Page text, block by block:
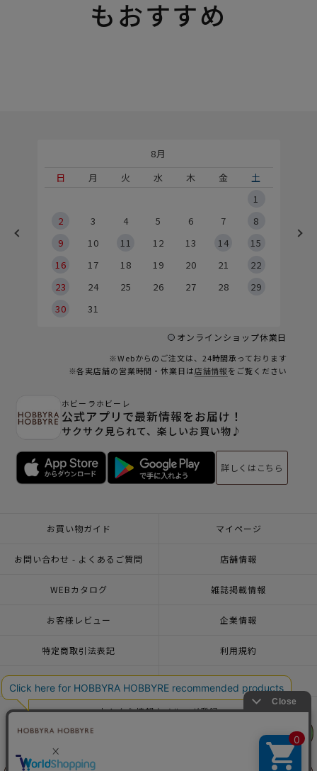
フェア
もおすすめ
フェア
8月
日
月 火 水 木 金
土
1
2
3 4 5 6 7
8
9
10 11 12 13 14
15
16
17 18 19 20 21
22
23
24 25 26 27 28
29
30
31
オンラインショップ休業日
※Webからのご注文は、24時間承っております
※各実店舗の営業時間・休業日は店舗情報をご覧ください
ホビーラホビーレ
公式アプリで最新情報をお届け！
サクサク見られて、楽しいお買い物♪
詳しくはこちら
お買い物ガイド マイページ
お問い合わせ - よくあるご質問 店舗情報
WEBカタログ 雑誌掲載情報
お客様レビュー 企業情報
特定商取引法表記 利用規約
一緒に働こう♪求人情報
おトクな情報♪メルマガ登録